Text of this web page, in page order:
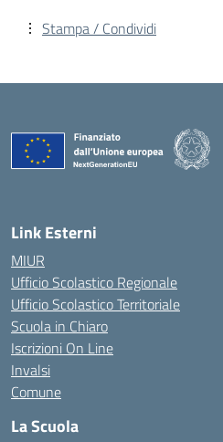
Stampa / Condividi
Link Esterni
MIUR
Ufficio Scolastico Regionale
Ufficio Scolastico Territoriale
Scuola in Chiaro
Iscrizioni On Line
Invalsi
Comune
La Scuola